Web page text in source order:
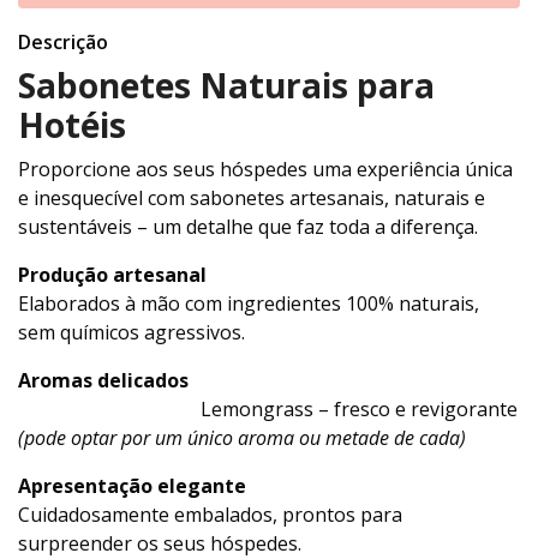
Descrição
Sabonetes Naturais para
Hotéis
Proporcione aos seus hóspedes uma experiência única
e inesquecível com sabonetes artesanais, naturais e
sustentáveis – um detalhe que faz toda a diferença.
Produção artesanal
Elaborados à mão com ingredientes 100% naturais,
sem químicos agressivos.
Aromas delicados
Lemongrass – fresco e revigorante
(pode optar por um único aroma ou metade de cada)
Apresentação elegante
Cuidadosamente embalados, prontos para
surpreender os seus hóspedes.